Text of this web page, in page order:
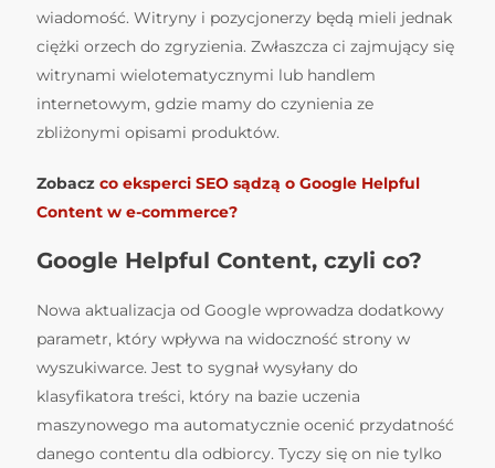
wiadomość. Witryny i pozycjonerzy będą mieli jednak
ciężki orzech do zgryzienia. Zwłaszcza ci zajmujący się
witrynami wielotematycznymi lub handlem
internetowym, gdzie mamy do czynienia ze
zbliżonymi opisami produktów.
Zobacz co eksperci SEO sądzą o Google Helpful
Content w e-commerce?
Google Helpful Content, czyli co?
Nowa aktualizacja od Google wprowadza dodatkowy
parametr, który wpływa na widoczność strony w
wyszukiwarce. Jest to sygnał wysyłany do
klasyfikatora treści, który na bazie uczenia
maszynowego ma automatycznie ocenić przydatność
danego contentu dla odbiorcy. Tyczy się on nie tylko